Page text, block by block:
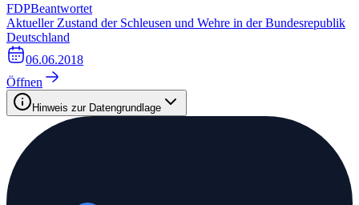
FDPBeantwortet
Aktueller Zustand der Schleusen und Wehre in der Bundesrepublik
Deutschland
06.06.2018
Öffnen
Hinweis zur Datengrundlage